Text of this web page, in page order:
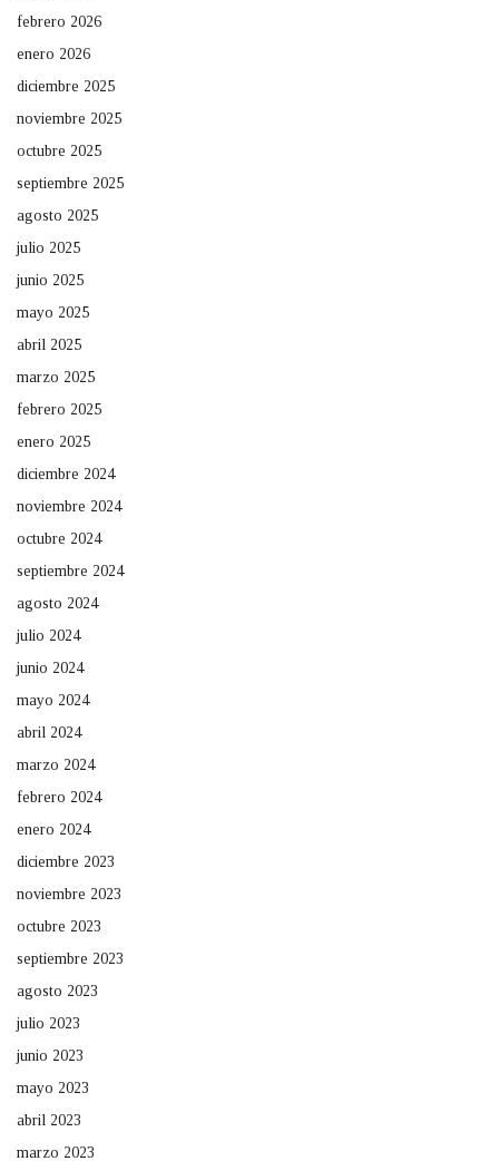
febrero 2026
enero 2026
diciembre 2025
noviembre 2025
octubre 2025
septiembre 2025
agosto 2025
julio 2025
junio 2025
mayo 2025
abril 2025
marzo 2025
febrero 2025
enero 2025
diciembre 2024
noviembre 2024
octubre 2024
septiembre 2024
agosto 2024
julio 2024
junio 2024
mayo 2024
abril 2024
marzo 2024
febrero 2024
enero 2024
diciembre 2023
noviembre 2023
octubre 2023
septiembre 2023
agosto 2023
julio 2023
junio 2023
mayo 2023
abril 2023
marzo 2023